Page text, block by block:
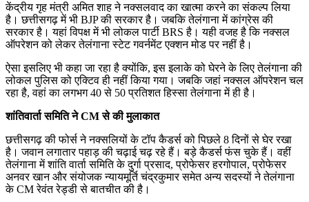
केंद्रीय गृह मंत्री अमित शाह ने नक्सलवाद का खात्मा करने का संकल्प लिया
है। छत्तीसगढ़ में भी BJP की सरकार है। जबकि तेलंगाना में कांग्रेस की
सरकार है। यहां विपक्ष में भी लोकल पार्टी BRS है। यही वजह है कि नक्सल
ऑपरेशन को लेकर तेलंगाना स्टेट गवर्नमेंट एक्शन मोड पर नहीं है।
ऐसा इसलिए भी कहा जा रहा है क्योंकि, इस इलाके को घेरने के लिए तेलंगाना की
लोकल पुलिस को एक्टिव ही नहीं किया गया। जबकि जहां नक्सल ऑपरेशन चल
रहा है, वहां का लगभग 40 से 50 प्रतिशत हिस्सा तेलंगाना में ही है।
शांतिवार्ता समिति ने CM से की मुलाकात
छत्तीसगढ़ की फोर्स ने नक्सलियों के टॉप कैडर्स को पिछले 8 दिनों से घेर रखा
है। जवान लगातार पहाड़ की चढ़ाई चढ़ रहे हैं। बड़े कैडर्स फंस चुके हैं। वहीं
तेलंगाना में शांति वार्ता समिति के दुर्गा प्रसाद, प्रोफेसर हरगोपाल, प्रोफेसर
अनवर खान और संयोजक न्यायमूर्ति चंद्रकुमार समेत अन्य सदस्यों ने तेलंगाना
के CM रेवंत रेड्डी से बातचीत की है।